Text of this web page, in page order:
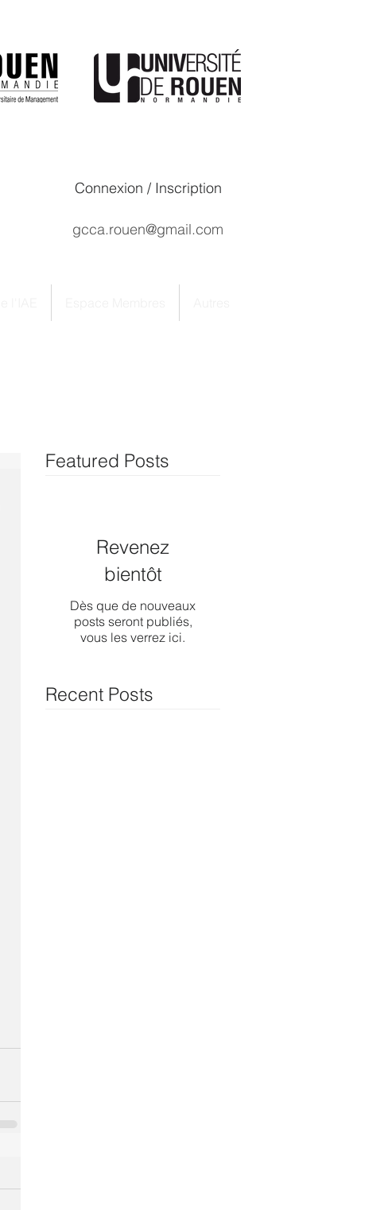
Connexion / Inscription
gcca.rouen@gmail.com
Featured Posts
Revenez
bientôt
Dès que de nouveaux
posts seront publiés,
vous les verrez ici.
Recent Posts